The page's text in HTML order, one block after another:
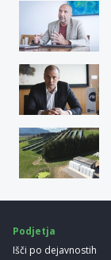
Podjetja
Išči po dejavnostih